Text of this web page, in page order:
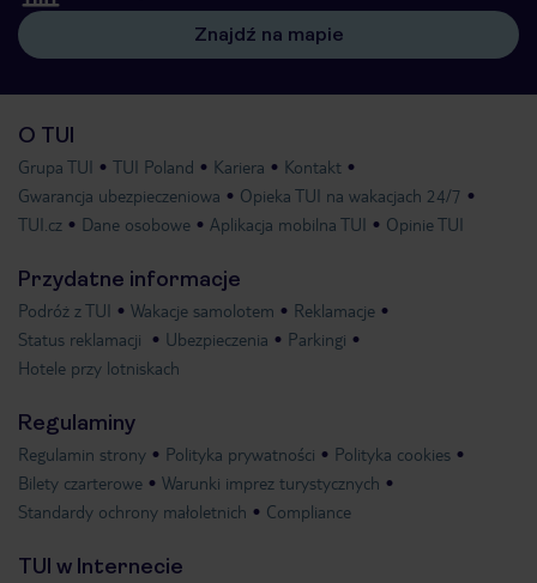
Znajdź na mapie
O TUI
Grupa TUI TUI Poland Kariera
Kontakt
Gwarancja ubezpieczeniowa
Opieka TUI na wakacjach 24/7
TUI.cz
Dane osobowe Aplikacja mobilna TUI Opinie TUI
Przydatne informacje
Podróż z TUI Wakacje samolotem
Reklamacje
Status reklamacji
Ubezpieczenia
Parkingi
Hotele przy lotniskach
Regulaminy
Regulamin strony Polityka prywatności
Polityka cookies
Bilety czarterowe
Warunki imprez turystycznych
Standardy ochrony małoletnich
Compliance
TUI w Internecie